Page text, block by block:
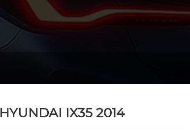
גריל עבור HYUNDAI IX35 2014